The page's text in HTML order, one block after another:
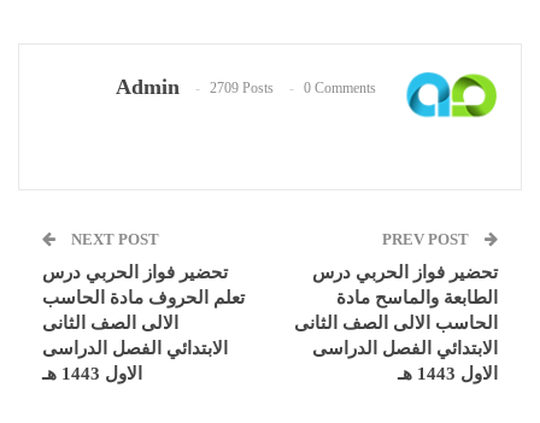
Admin 2709 Posts 0 Comments
تحضير فواز الحربي درس
الطابعة والماسح مادة
الحاسب الالى الصف الثانى
الابتدائي الفصل الدراسى
الاول 1443 هـ
NEXT POST
تحضير فواز الحربي درس
تعلم الحروف مادة الحاسب
الالى الصف الثانى
الابتدائي الفصل الدراسى
الاول 1443 هـ